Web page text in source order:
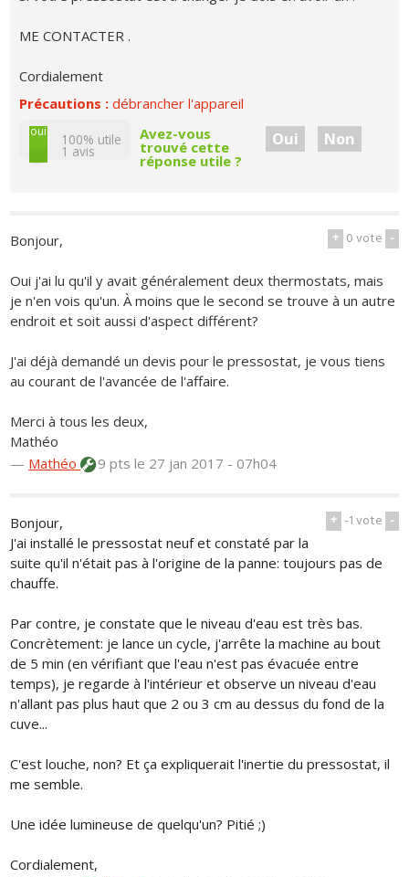
ME CONTACTER .
Cordialement
Précautions :débrancher l'appareil
non
oui 100% utile
1 avis
Avez-vous
trouvé cette
réponse utile ?
Oui Non
+ 0vote -
Bonjour,
Oui j'ai lu qu'il y avait généralement deux thermostats, mais
je n'en vois qu'un. À moins que le second se trouve à un autre
endroit et soit aussi d'aspect différent?
J'ai déjà demandé un devis pour le pressostat, je vous tiens
au courant de l'avancée de l'affaire.
Merci à tous les deux,
Mathéo
— Mathéo 9 ptsle 27 jan 2017 - 07h04
+ -1vote -
Bonjour,
J'ai installé le pressostat neuf et constaté par la
suite qu'il n'était pas à l'origine de la panne: toujours pas de
chauffe.
Par contre, je constate que le niveau d'eau est très bas.
Concrètement: je lance un cycle, j'arrête la machine au bout
de 5 min (en vérifiant que l'eau n'est pas évacuée entre
temps), je regarde à l'intérieur et observe un niveau d'eau
n'allant pas plus haut que 2 ou 3 cm au dessus du fond de la
cuve...
C'est louche, non? Et ça expliquerait l'inertie du pressostat, il
me semble.
Une idée lumineuse de quelqu'un? Pitié ;)
Cordialement,